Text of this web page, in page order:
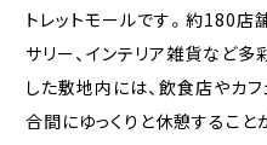
トレットモールです。約180店
サリー、インテリア雑貨など
した敷地内には、飲食店やカフ
合間にゆっくりと休憩すること